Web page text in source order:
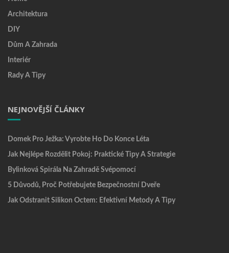
Architektura
DIY
Dům A Zahrada
Interiér
Rady A Tipy
NEJNOVĚJŠÍ ČLÁNKY
Domek Pro Ježka: Vyrobte Ho Do Konce Léta
Jak Nejlépe Rozdělit Pokoj: Praktické Tipy A Strategie
Bylinková Spirála Na Zahradě Svépomocí
5 Důvodů, Proč Potřebujete Bezpečnostní Dveře
Jak Odstranit Silikon Octem: Efektivní Metody A Tipy